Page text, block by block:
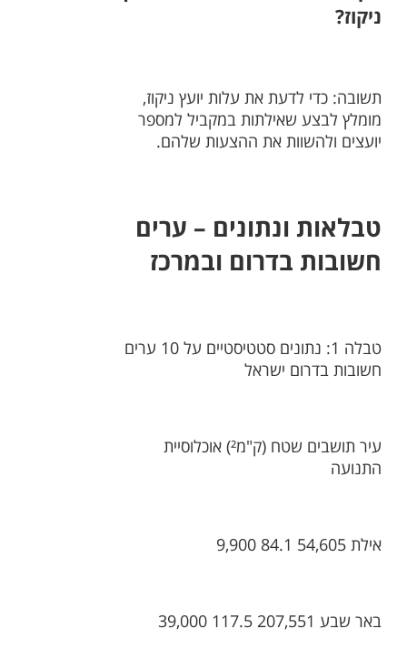
ניקוז?
תשובה: כדי לדעת את עלות יועץ ניקוז,
מומלץ לבצע שאילתות במקביל למספר
יועצים ולהשוות את ההצעות שלהם.
טבלאות ונתונים – ערים
חשובות בדרום ובמרכז
טבלה 1: נתונים סטטיסטיים על 10 ערים
חשובות בדרום ישראל
עיר תושבים שטח (ק"מ²) אוכלוסיית
התנועה
אילת 54,605 84.1 9,900
באר שבע 207,551 117.5 39,000